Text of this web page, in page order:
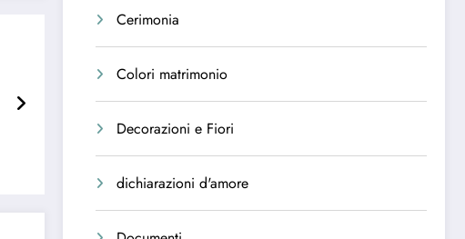
Cerimonia
Colori matrimonio
Decorazioni e Fiori
dichiarazioni d'amore